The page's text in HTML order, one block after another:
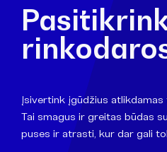
Įsivertink įgūdžius
Tai smagus ir greitas būdas
puses ir atrasti, kur dar gali